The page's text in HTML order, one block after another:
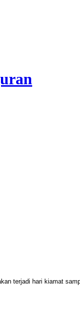
terjadi hari kiamat